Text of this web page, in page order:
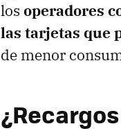
los operadores
las tarjetas que
de menor